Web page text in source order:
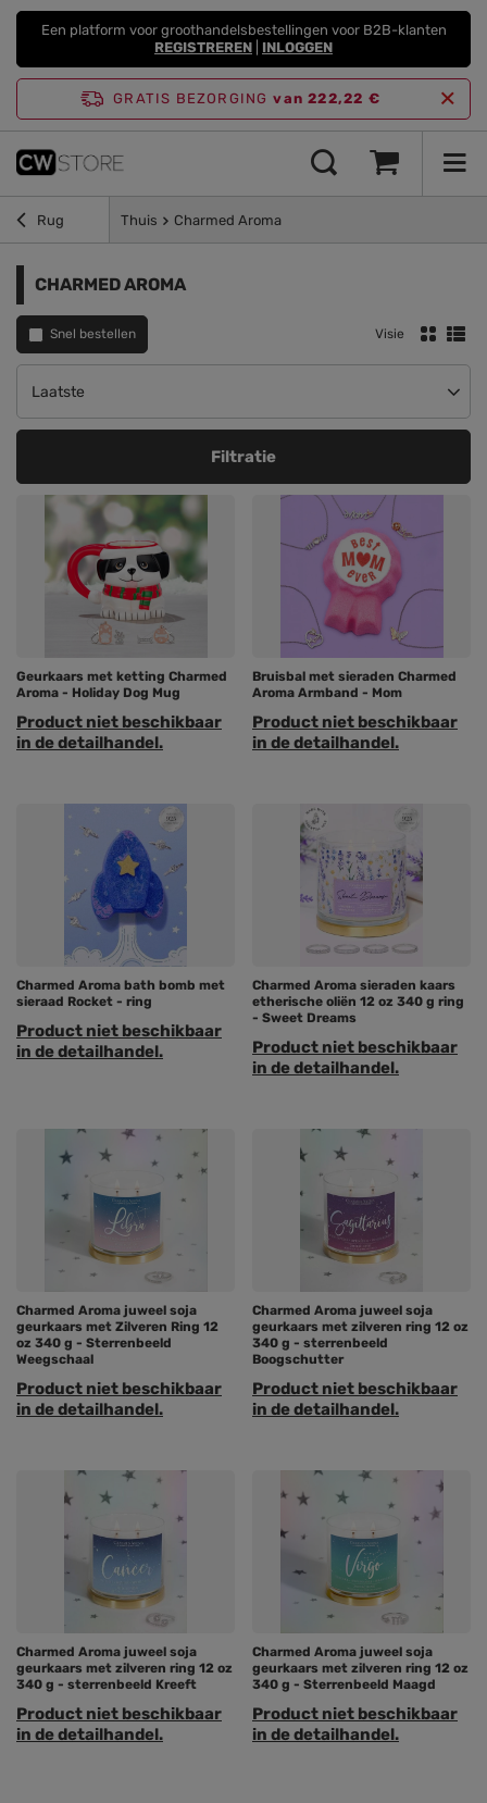
Een platform voor groothandelsbestellingen voor B2B-klanten
REGISTREREN
INLOGGEN
GRATIS BEZORGING van 222,22 €
Rug Thuis Charmed Aroma
CHARMED AROMA
Snel bestellen
Sortering wijzigen
Laatste
Visie
Filtratie
Geurkaars met ketting Charmed
Aroma - Holiday Dog Mug
Product niet beschikbaar
in de detailhandel.
Bruisbal met sieraden Charmed
Aroma Armband - Mom
Product niet beschikbaar
in de detailhandel.
Charmed Aroma bath bomb met
sieraad Rocket - ring
Product niet beschikbaar
in de detailhandel.
Charmed Aroma sieraden kaars
etherische oliën 12 oz 340 g ring
- Sweet Dreams
Product niet beschikbaar
in de detailhandel.
Charmed Aroma juweel soja
geurkaars met Zilveren Ring 12
oz 340 g - Sterrenbeeld
Weegschaal
Product niet beschikbaar
in de detailhandel.
Charmed Aroma juweel soja
geurkaars met zilveren ring 12 oz
340 g - sterrenbeeld
Boogschutter
Product niet beschikbaar
in de detailhandel.
Charmed Aroma juweel soja
geurkaars met zilveren ring 12 oz
340 g - sterrenbeeld Kreeft
Product niet beschikbaar
in de detailhandel.
Charmed Aroma juweel soja
geurkaars met zilveren ring 12 oz
340 g - Sterrenbeeld Maagd
Product niet beschikbaar
in de detailhandel.